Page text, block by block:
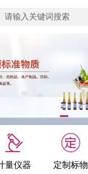
请输入关键词搜索
量仪器 定制标物
/质控品